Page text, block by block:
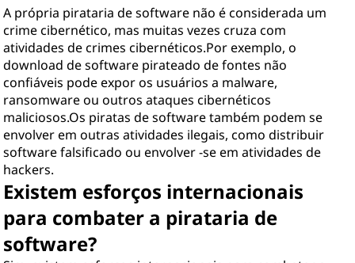
A própria pirataria de software não é considerada um
crime cibernético, mas muitas vezes cruza com
atividades de crimes cibernéticos.Por exemplo, o
download de software pirateado de fontes não
confiáveis ​​pode expor os usuários a malware,
ransomware ou outros ataques cibernéticos
maliciosos.Os piratas de software também podem se
envolver em outras atividades ilegais, como distribuir
software falsificado ou envolver -se em atividades de
hackers.
Existem esforços internacionais
para combater a pirataria de
software?